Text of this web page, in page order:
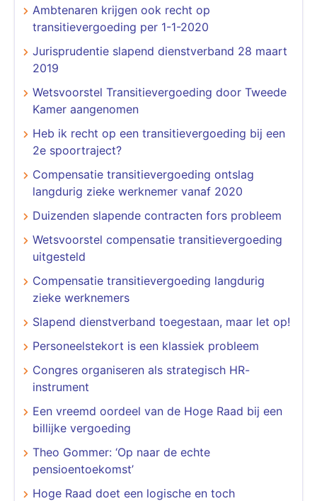
Ambtenaren krijgen ook recht op
transitievergoeding per 1-1-2020
Jurisprudentie slapend dienstverband 28 maart
2019
Wetsvoorstel Transitievergoeding door Tweede
Kamer aangenomen
Heb ik recht op een transitievergoeding bij een
2e spoortraject?
Compensatie transitievergoeding ontslag
langdurig zieke werknemer vanaf 2020
Duizenden slapende contracten fors probleem
Wetsvoorstel compensatie transitievergoeding
uitgesteld
Compensatie transitievergoeding langdurig
zieke werknemers
Slapend dienstverband toegestaan, maar let op!
Personeelstekort is een klassiek probleem
Congres organiseren als strategisch HR-
instrument
Een vreemd oordeel van de Hoge Raad bij een
billijke vergoeding
Theo Gommer: ‘Op naar de echte
pensioentoekomst’
Hoge Raad doet een logische en toch